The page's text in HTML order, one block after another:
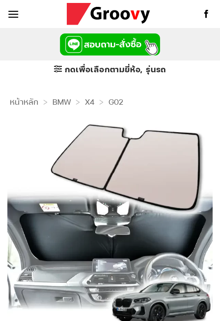
กดเพื่อเลือกตามยี่ห้อ, รุ่นรถ
หน้าหลัก > BMW > X4 > G02